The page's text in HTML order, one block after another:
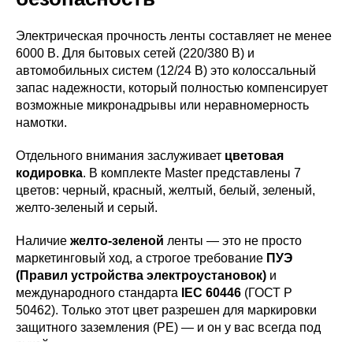
Электрическая прочность ленты составляет не менее
6000 В. Для бытовых сетей (220/380 В) и
автомобильных систем (12/24 В) это колоссальный
запас надежности, который полностью компенсирует
возможные микронадрывы или неравномерность
намотки.
Отдельного внимания заслуживает цветовая
кодировка. В комплекте Master представлены 7
цветов: черный, красный, желтый, белый, зеленый,
желто-зеленый и серый.
Наличие желто-зеленой ленты — это не просто
маркетинговый ход, а строгое требование ПУЭ
(Правил устройства электроустановок) и
международного стандарта
IEC 60446 (ГОСТ Р
50462). Только этот цвет разрешен для маркировки
защитного заземления (PE) — и он у вас всегда под